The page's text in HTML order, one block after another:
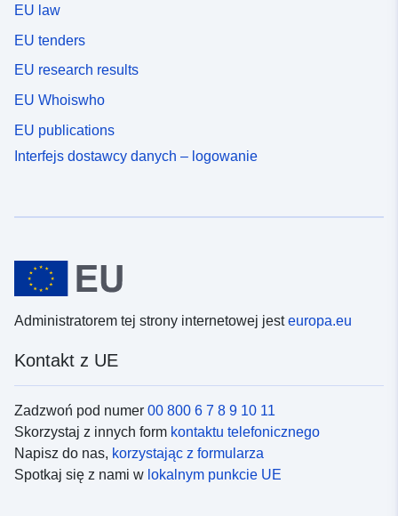
EU law
EU tenders
EU research results
EU Whoiswho
EU publications
Interfejs dostawcy danych – logowanie
Administratorem tej strony internetowej jesteuropa.eu
Kontakt z UE
Zadzwoń pod numer 00 800 6 7 8 9 10 11
Skorzystaj z innych form kontaktu telefonicznego
Napisz do nas, korzystając z formularza
Spotkaj się z nami w lokalnym punkcie UE